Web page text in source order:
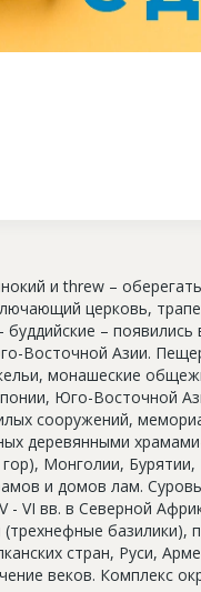
и threw – оберегать
церковь,
–
Восточной Азии.
монашеские
Юго-Восточной
сооружений,
деревянными
Монголии,
и домов лам.
- VI вв. в Северной
базилики),
стран, Руси,
веков. Комплекс